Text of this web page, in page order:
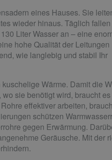
eines Hauses. Sie
wieder hinaus. Täglich
Liter Wasser an – eine
hohe Qualität der Leitungen
wie langlebig und stabil Ihr
Wärme. Damit die
sie benötigt wird, braucht
effektiver arbeiten,
schützen
gegen Erwärmung.
Geräusche. Mit der